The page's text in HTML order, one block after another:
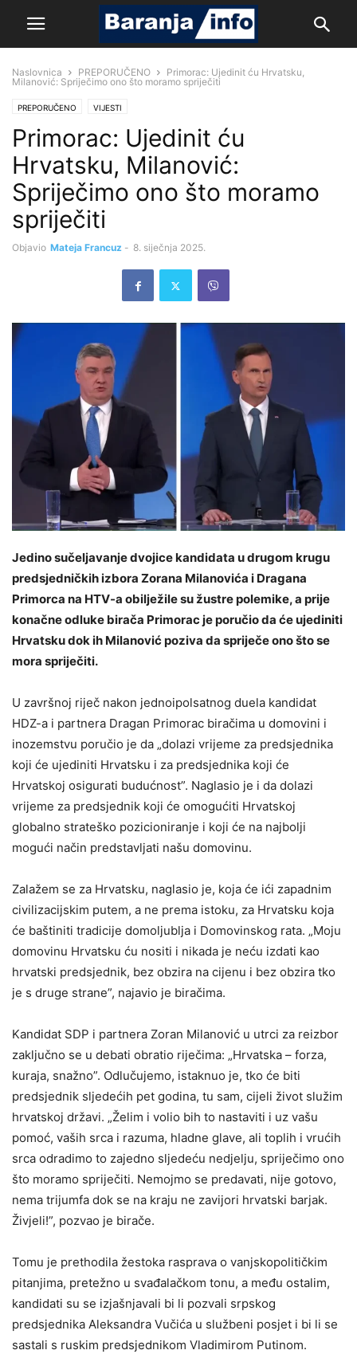
Naslovnica PREPORUČENO
Primorac: Ujedinit ću Hrvatsku,
Milanović: Spriječimo ono što moramo spriječiti
PREPORUČENO VIJESTI
Primorac: Ujedinit ću
Hrvatsku, Milanović:
Spriječimo ono što moramo
spriječiti
Objavio Mateja Francuz - 8. siječnja 2025.
Jedino sučeljavanje dvojice kandidata u drugom krugu
predsjedničkih izbora Zorana Milanovića i Dragana
Primorca na HTV-a obilježile su žustre polemike, a prije
konačne odluke birača Primorac je poručio da će ujediniti
Hrvatsku dok ih Milanović poziva da spriječe ono što se
mora spriječiti.
U završnoj riječ nakon jednoipolsatnog duela kandidat
HDZ-a i partnera Dragan Primorac biračima u domovini i
inozemstvu poručio je da „dolazi vrijeme za predsjednika
koji će ujediniti Hrvatsku i za predsjednika koji će
Hrvatskoj osigurati budućnost”. Naglasio je i da dolazi
vrijeme za predsjednik koji će omogućiti Hrvatskoj
globalno strateško pozicioniranje i koji će na najbolji
mogući način predstavljati našu domovinu.
Zalažem se za Hrvatsku, naglasio je, koja će ići zapadnim
civilizacijskim putem, a ne prema istoku, za Hrvatsku koja
će baštiniti tradicije domoljublja i Domovinskog rata. „Moju
domovinu Hrvatsku ću nositi i nikada je neću izdati kao
hrvatski predsjednik, bez obzira na cijenu i bez obzira tko
je s druge strane”, najavio je biračima.
Kandidat SDP i partnera Zoran Milanović u utrci za reizbor
zaključno se u debati obratio riječima: „Hrvatska – forza,
kuraja, snažno”. Odlučujemo, istaknuo je, tko će biti
predsjednik sljedećih pet godina, tu sam, cijeli život služim
hrvatskoj državi. „Želim i volio bih to nastaviti i uz vašu
pomoć, vaših srca i razuma, hladne glave, ali toplih i vrućih
srca odradimo to zajedno sljedeću nedjelju, spriječimo ono
što moramo spriječiti. Nemojmo se predavati, nije gotovo,
nema trijumfa dok se na kraju ne zavijori hrvatski barjak.
Živjeli!”, pozvao je birače.
Tomu je prethodila žestoka rasprava o vanjskopolitičkim
pitanjima, pretežno u svađalačkom tonu, a među ostalim,
kandidati su se izjašnjavali bi li pozvali srpskog
predsjednika Aleksandra Vučića u službeni posjet i bi li se
sastali s ruskim predsjednikom Vladimirom Putinom.